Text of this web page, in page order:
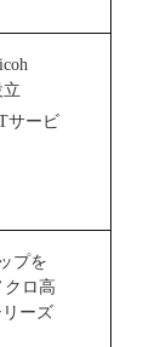
も実現するリコー イ
立
サービ
プを
クロ高
リーズ